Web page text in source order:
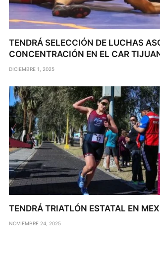
TENDRÁ SELECCIÓN DE LUCHAS
CONCENTRACIÓN EN EL CAR
DICIEMBRE 1, 2025
TENDRÁ TRIATLÓN ESTATAL EN
NOVIEMBRE 24, 2025